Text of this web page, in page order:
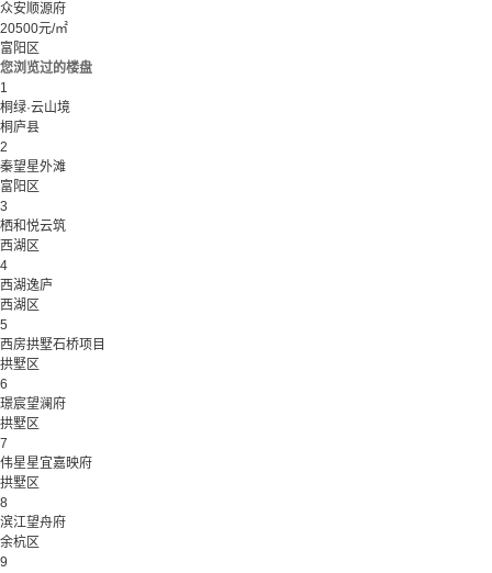
众安顺源府
20500元/㎡
富阳区
您浏览过的楼盘
1
桐绿·云山境
桐庐县
2
秦望星外滩
富阳区
3
栖和悦云筑
西湖区
4
西湖逸庐
西湖区
5
西房拱墅石桥项目
拱墅区
6
璟宸望澜府
拱墅区
7
伟星星宜嘉映府
拱墅区
8
滨江望舟府
余杭区
9